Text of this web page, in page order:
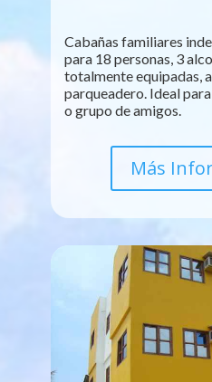
Cabañas familiares
para 18 personas, 3
totalmente equipadas,
parqueadero. Ideal
o grupo de amigos.
Más